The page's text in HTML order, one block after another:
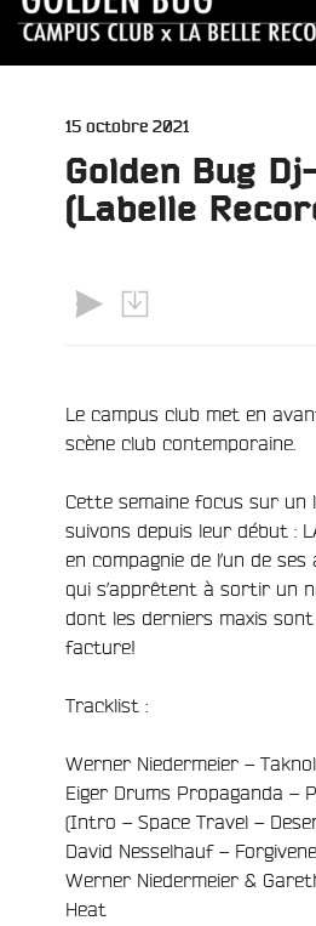
Publié
15 octobre 2021
Golden Bug
(Labelle
Le campus club met en
scène club contemporaine.
Cette semaine focus sur un
suivons depuis leur début :
en compagnie de l’un de
qui s’apprêtent à sortir un
dont les derniers maxis
facture!
Tracklist :
Werner Niedermeier –
Eiger Drums Propaganda –
(Intro – Space Travel –
David Nesselhauf –
Werner Niedermeier &
Heat